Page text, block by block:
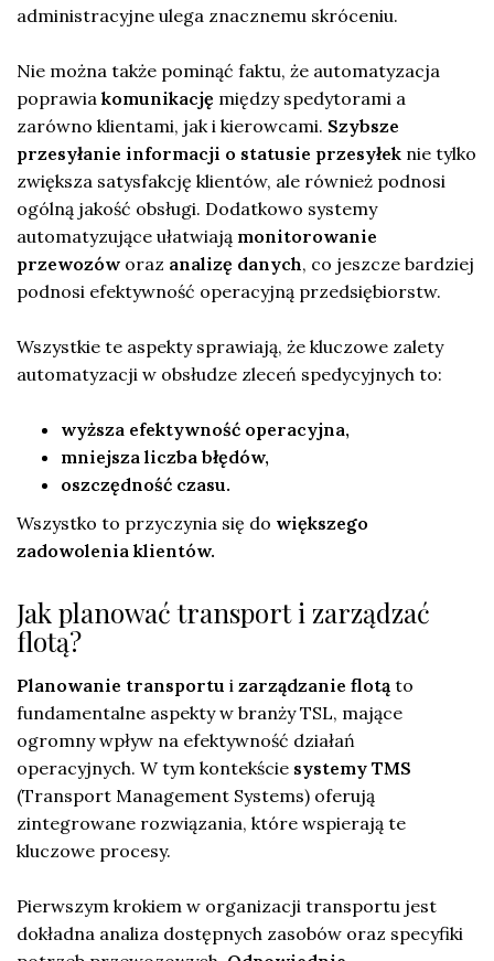
administracyjne ulega znacznemu skróceniu.
Nie można także pominąć faktu, że automatyzacja
poprawia komunikację między spedytorami a
zarówno klientami, jak i kierowcami. Szybsze
przesyłanie informacji o statusie przesyłek nie tylko
zwiększa satysfakcję klientów, ale również podnosi
ogólną jakość obsługi. Dodatkowo systemy
automatyzujące ułatwiają monitorowanie
przewozów oraz analizę danych, co jeszcze bardziej
podnosi efektywność operacyjną przedsiębiorstw.
Wszystkie te aspekty sprawiają, że kluczowe zalety
automatyzacji w obsłudze zleceń spedycyjnych to:
wyższa efektywność operacyjna,
mniejsza liczba błędów,
oszczędność czasu.
Wszystko to przyczynia się do większego
zadowolenia klientów.
Jak planować transport i zarządzać
flotą?
Planowanie transportu i zarządzanie flotą to
fundamentalne aspekty w branży TSL, mające
ogromny wpływ na efektywność działań
operacyjnych. W tym kontekście systemy TMS
(Transport Management Systems) oferują
zintegrowane rozwiązania, które wspierają te
kluczowe procesy.
Pierwszym krokiem w organizacji transportu jest
dokładna analiza dostępnych zasobów oraz specyfiki